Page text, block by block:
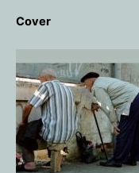
Cover